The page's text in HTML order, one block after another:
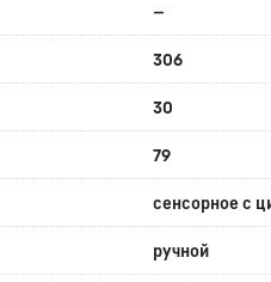
—
306
30
79
сенсорное с
ручной